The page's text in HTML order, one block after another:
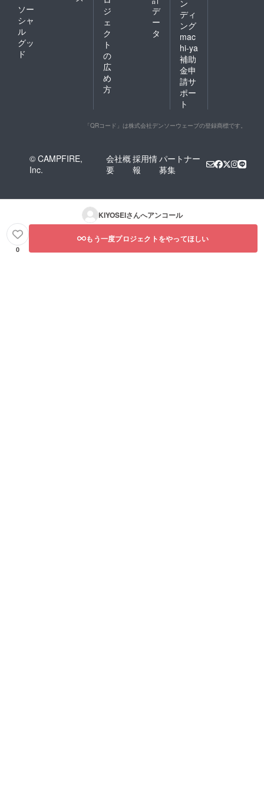
ソー
シャ
ル
グッ
ド
ジ
ェ
ク
ト
の
広
め
方
デ
ー
タ
ン
ディ
ング
mac
hi-ya
補助
金申
請サ
ポー
ト
「QRコード」は株式会社デンソーウェーブの登録商標です。
© CAMPFIRE,
Inc.
会社概
要
採用情
報
パートナー
募集
KIYOSEIさんへアンコール
0
もう一度プロジェクトをやってほしい